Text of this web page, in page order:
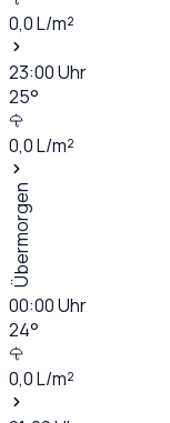
0,0L/m²
23:00Uhr
25°
0,0L/m²
Übermorgen
00:00Uhr
24°
0,0L/m²